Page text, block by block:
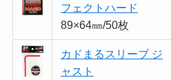
フェクトハード
89×64㎜/50枚
カドまるスリーブ ジ
ャスト